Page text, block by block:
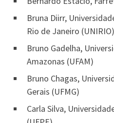
Bruna Diirr,
Rio de Janeiro (UNIRIO)
Bruno Gadelha,
Amazonas (UFAM)
Bruno Chagas,
Gerais (UFMG)
Carla Silva,